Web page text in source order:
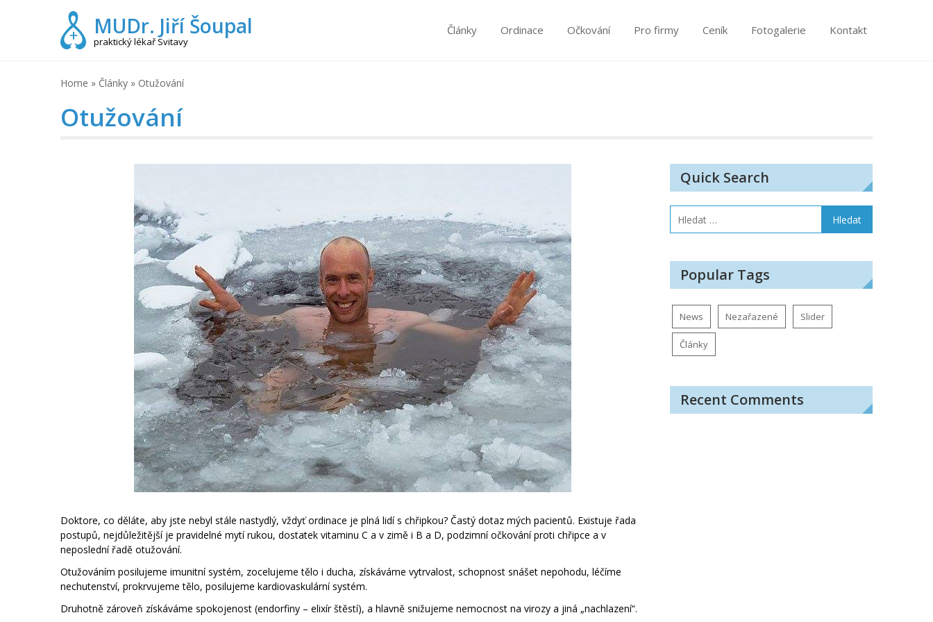
MUDr. Jiří Šoupal
praktický lékař Svitavy
Články Ordinace Očkování Pro firmy Ceník Fotogalerie Kontakt
Home » Články » Otužování
Otužování
Doktore, co děláte, aby jste nebyl stále nastydlý, vždyť ordinace je plná lidí s chřipkou? Častý dotaz mých pacientů. Existuje řada
postupů, nejdůležitější je pravidelné mytí rukou, dostatek vitaminu C a v zimě i B a D, podzimní očkování proti chřipce a v
neposlední řadě otužování.
Otužováním posilujeme imunitní systém, zocelujeme tělo i ducha, získáváme vytrvalost, schopnost snášet nepohodu, léčíme
nechutenství, prokrvujeme tělo, posilujeme kardiovaskulární systém.
Druhotně zároveň získáváme spokojenost (endorfiny – elixír štěstí), a hlavně snižujeme nemocnost na virozy a jiná „nachlazení“.
Quick Search
Vyhledávání
Popular Tags
News Nezařazené Slider
Články
Recent Comments